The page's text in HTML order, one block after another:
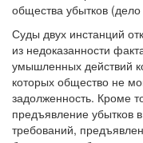
Налоговая обратилась в
Суды двух инстанций
из недоказанности
умышленных действий
которых общество не
задолженность. Кроме
предъявление убытков